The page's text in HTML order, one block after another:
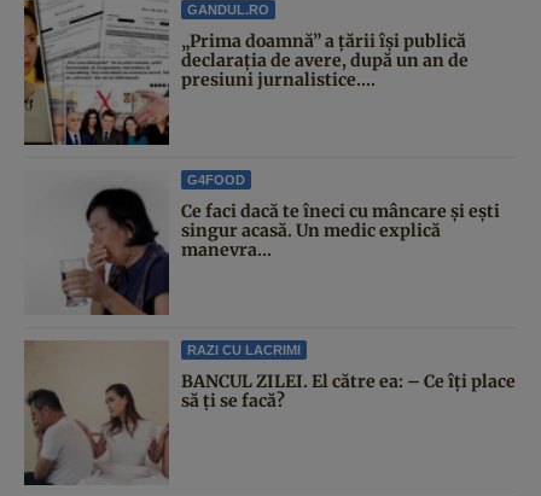
GANDUL.RO
„Prima doamnă” a țării își publică
declarația de avere, după un an de
presiuni jurnalistice....
G4FOOD
Ce faci dacă te îneci cu mâncare și ești
singur acasă. Un medic explică
manevra...
RAZI CU LACRIMI
BANCUL ZILEI. El către ea: – Ce îți place
să ți se facă?